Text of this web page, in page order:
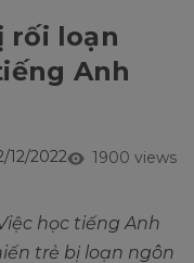
rối loạn
Anh
1900 views
12/2022
học tiếng Anh
trẻ bị loạn ngôn